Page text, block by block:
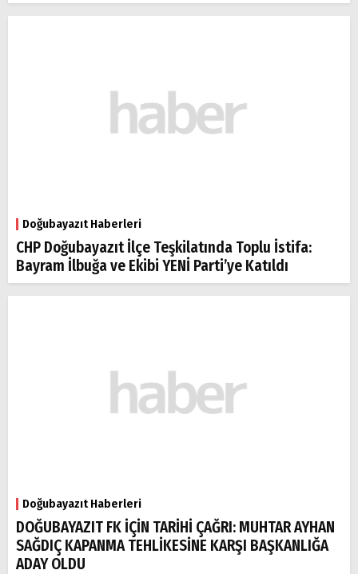
Doğubayazıt Haberleri
CHP Doğubayazıt İlçe Teşkilatında Toplu İstifa:
Bayram İlbuğa ve Ekibi YENİ Parti’ye Katıldı
Doğubayazıt Haberleri
DOĞUBAYAZIT FK İÇİN TARİHİ ÇAĞRI: MUHTAR AYHAN
SAĞDIÇ KAPANMA TEHLİKESİNE KARŞI BAŞKANLIĞA
ADAY OLDU